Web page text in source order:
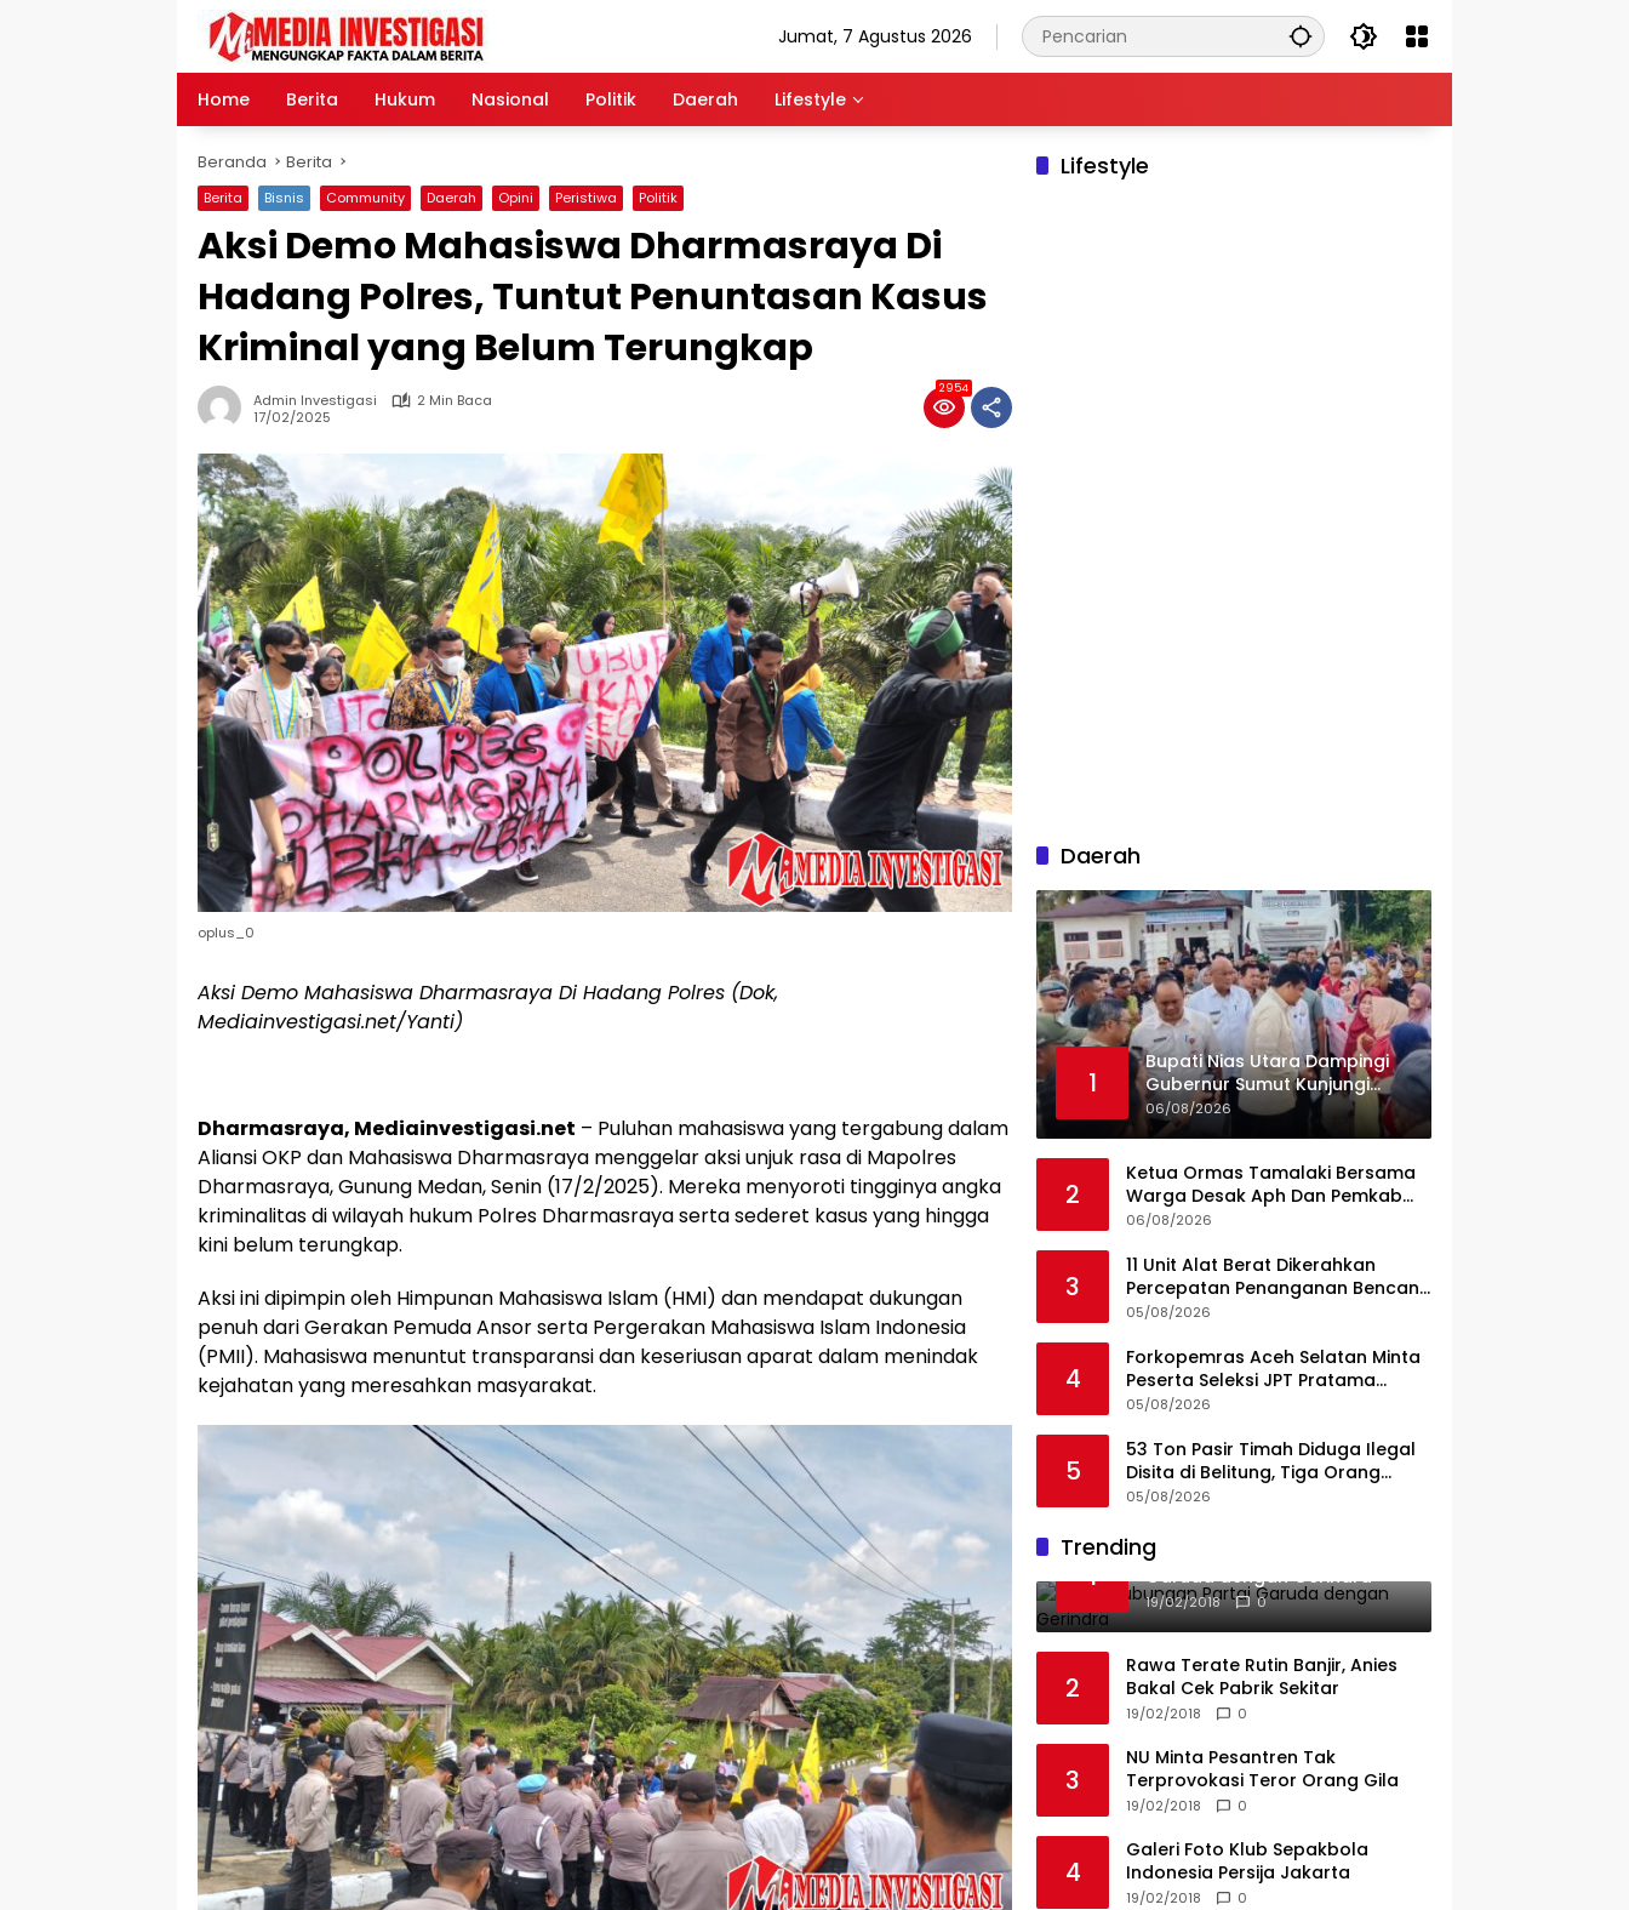
Jumat, 7 Agustus 2026
Home Berita Hukum Nasional Politik Daerah Lifestyle
Beranda Berita
Berita Bisnis Community Daerah Opini Peristiwa Politik
Aksi Demo Mahasiswa Dharmasraya Di
Hadang Polres, Tuntut Penuntasan Kasus
Kriminal yang Belum Terungkap
Admin Investigasi
2 Min Baca
17/02/2025
2954
oplus_0
Aksi Demo Mahasiswa Dharmasraya Di Hadang Polres (Dok,
Mediainvestigasi.net/Yanti)
Dharmasraya, Mediainvestigasi.net – Puluhan mahasiswa yang tergabung dalam
Aliansi OKP dan Mahasiswa Dharmasraya menggelar aksi unjuk rasa di Mapolres
Dharmasraya, Gunung Medan, Senin (17/2/2025). Mereka menyoroti tingginya angka
kriminalitas di wilayah hukum Polres Dharmasraya serta sederet kasus yang hingga
kini belum terungkap.
Aksi ini dipimpin oleh Himpunan Mahasiswa Islam (HMI) dan mendapat dukungan
penuh dari Gerakan Pemuda Ansor serta Pergerakan Mahasiswa Islam Indonesia
(PMII). Mahasiswa menuntut transparansi dan keseriusan aparat dalam menindak
kejahatan yang meresahkan masyarakat.
Lifestyle
Daerah
1
Bupati Nias Utara Dampingi
Gubernur Sumut Kunjungi
UPTD Puskesmas Lahewa
06/08/2026
2
Ketua Ormas Tamalaki Bersama
Warga Desak Aph Dan Pemkab
Konsel Tangkap Pelaku Angkut
PT KAP Melintas Jalan Umum
06/08/2026
3
11 Unit Alat Berat Dikerahkan
Percepatan Penanganan Bencana
di Kelurahan Sipange Kecamatan
05/08/2026
4
Forkopemras Aceh Selatan Minta
Peserta Seleksi JPT Pratama
Andalkan Kompetensi dan
05/08/2026
5
53 Ton Pasir Timah Diduga Ilegal
Disita di Belitung, Tiga Orang
Diamankan, Dua Masih Diburu
05/08/2026
Trending
1
Ini Dia Hubungan Partai
Garuda dengan Gerindra
19/02/2018 0
2
Rawa Terate Rutin Banjir, Anies
Bakal Cek Pabrik Sekitar
19/02/2018 0
3
NU Minta Pesantren Tak
Terprovokasi Teror Orang Gila
19/02/2018 0
4
Galeri Foto Klub Sepakbola
Indonesia Persija Jakarta
19/02/2018 0